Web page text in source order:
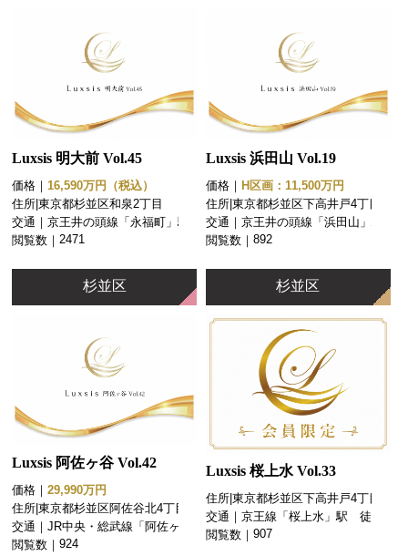
Luxsis 明大前 Vol.45
価格｜ 16,590万円（税込）
住所|東京都杉並区和泉2丁目
交通｜京王井の頭線「永福町」駅 徒
歩13分
閲覧数｜2471
Luxsis 浜田山 Vol.19
価格｜ H区画：11,500万円
住所|東京都杉並区下高井戸4丁目
交通｜ 京王井の頭線「浜田山」駅 徒
歩12分
閲覧数｜ 892
杉並区
Luxsis 阿佐ヶ谷 Vol.42
価格｜29,990万円
住所|東京都杉並区阿佐谷北4丁目
交通｜JR中央・総武線「阿佐ヶ谷」
駅 徒歩12分
閲覧数｜924
杉並区
Luxsis 桜上水 Vol.33
住所|東京都杉並区下高井戸4丁目
交通｜ 京王線「桜上水」駅 徒歩10
分
閲覧数｜ 907